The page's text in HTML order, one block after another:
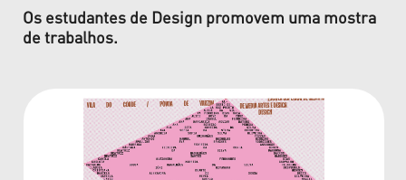
Os estudantes de Design promovem uma mostra
de trabalhos.